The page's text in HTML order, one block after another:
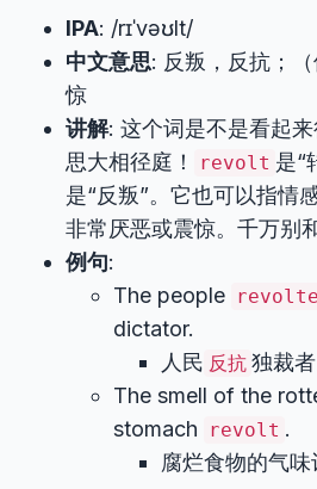
IPA: /rɪˈvəʊlt/
中文意思: 反叛，反抗；
惊
讲解: 这个词是不是看起来
思大相径庭！
revolt 是“
是“反叛”。它也可以指情
非常厌恶或震惊。千万别
例句:
The people
dictator.
人民 反抗 独裁者
The smell of the
stomach
revolt .
腐烂食物的气味